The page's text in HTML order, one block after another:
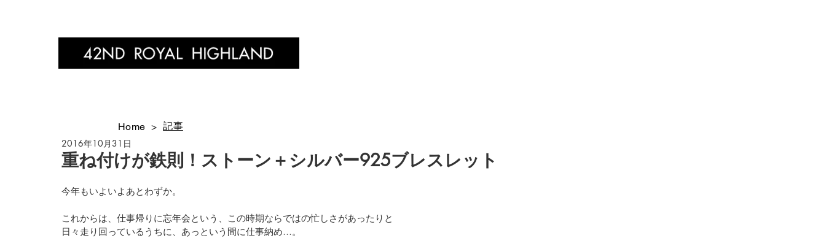
重ね付けが鉄則！ストーン＋シルバー925ブレスレット
2016年10月31日
今年もいよいよあとわずか。
これからは、仕事帰りに忘年会という、この時期ならではの忙しさがあったりと
日々走り回っているうちに、あっという間に仕事納め…。
Home > 記事